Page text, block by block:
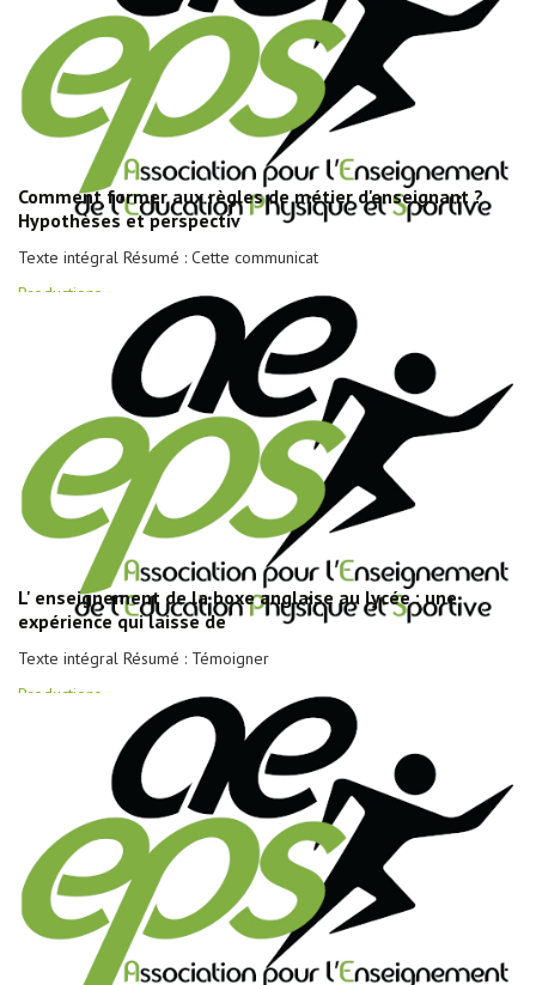
Comment former aux règles de métier d'enseignant ?
Hypothèses et perspectiv
Texte intégral Résumé : Cette communicat
Productions
L' enseignement de la boxe anglaise au lycée : une
expérience qui laisse de
Texte intégral Résumé : Témoigner
Productions